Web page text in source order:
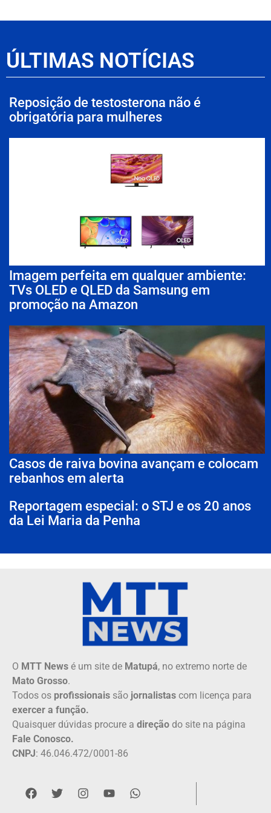
ÚLTIMAS NOTÍCIAS
Reposição de testosterona não é
obrigatória para mulheres
Imagem perfeita em qualquer ambiente:
TVs OLED e QLED da Samsung em
promoção na Amazon
Casos de raiva bovina avançam e colocam
rebanhos em alerta
Reportagem especial: o STJ e os 20 anos
da Lei Maria da Penha
O MTT News é um site de Matupá, no extremo norte de
Mato Grosso.
Todos os profissionais são jornalistas com licença para
exercer a função.
Quaisquer dúvidas procure a direção do site na página
Fale Conosco.
CNPJ: 46.046.472/0001-86